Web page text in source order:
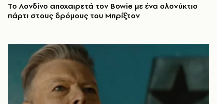
Το Λονδίνο αποχαιρετά τον Bowie με ένα ολονύκτιο
πάρτι στους δρόμους του Μπρίξτον